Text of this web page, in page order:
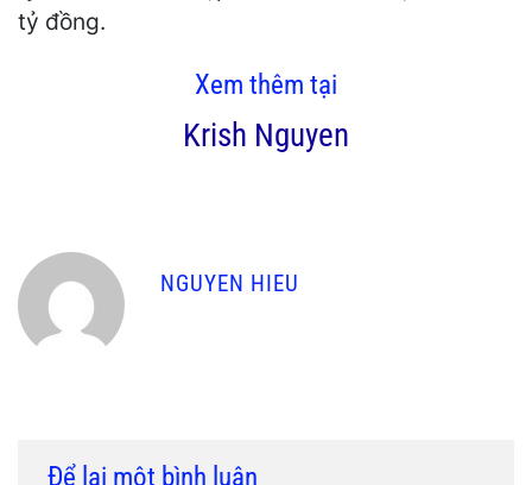
tỷ đồng.
Xem thêm tại
Krish Nguyen
NGUYEN HIEU
Để lại một bình luận